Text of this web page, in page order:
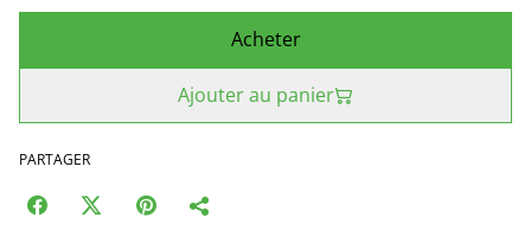
Acheter
Ajouter au panier
PARTAGER